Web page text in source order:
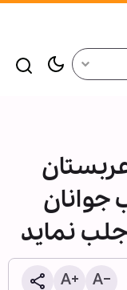
نماید